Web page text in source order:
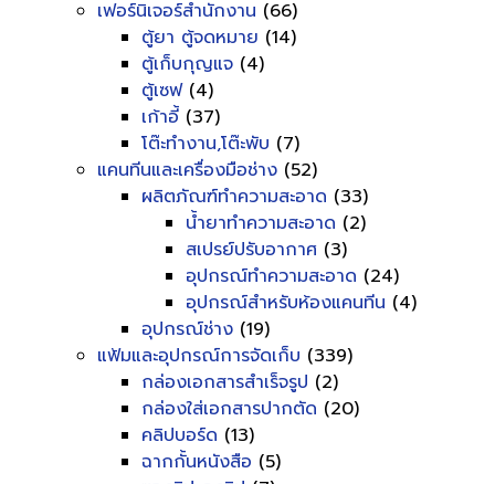
เฟอร์นิเจอร์สำนักงาน (66)
ตู้ยา ตู้จดหมาย (14)
ตู้เก็บกุญแจ (4)
ตู้เซฟ(4)
เก้าอี้ (37)
โต๊ะทำงาน,โต๊ะพับ (7)
แคนทีนและเครื่องมือช่าง (52)
ผลิตภัณฑ์ทำความสะอาด (33)
น้ำยาทำความสะอาด (2)
สเปรย์ปรับอากาศ (3)
อุปกรณ์ทำความสะอาด (24)
อุปกรณ์สำหรับห้องแคนทีน (4)
อุปกรณ์ช่าง (19)
แฟ้มและอุปกรณ์การจัดเก็บ (339)
กล่องเอกสารสำเร็จรูป (2)
กล่องใส่เอกสารปากตัด (20)
คลิปบอร์ด (13)
ฉากกั้นหนังสือ (5)